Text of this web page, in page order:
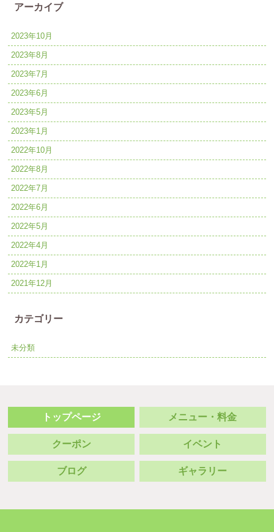
アーカイブ
2023年10月
2023年8月
2023年7月
2023年6月
2023年5月
2023年1月
2022年10月
2022年8月
2022年7月
2022年6月
2022年5月
2022年4月
2022年1月
2021年12月
カテゴリー
未分類
トップページ メニュー・料金
クーポン イベント
ブログ ギャラリー